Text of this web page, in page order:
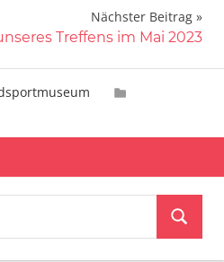
Nächster Beitrag
Treffens im Mai 2023
Suchen